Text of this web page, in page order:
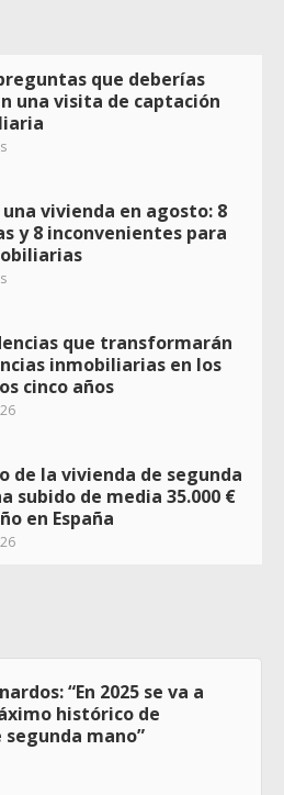
que deberías
una visita de captación
vivienda en agosto: 8
y 8 inconvenientes para
que transformarán
inmobiliarias en los
cinco años
de la vivienda de segunda
subido de media 35.000 €
en España
“En 2025 se va a
histórico de
mano”